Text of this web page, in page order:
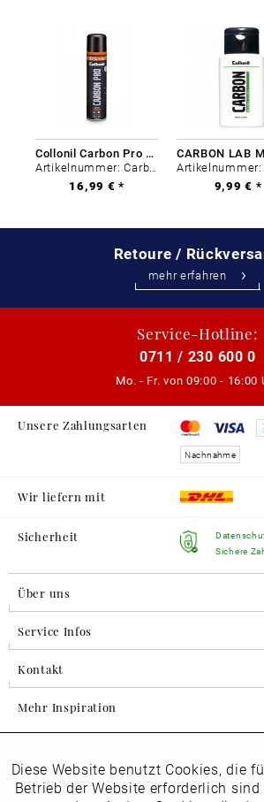
Collonil Carbon Pro 400 ml
Artikelnummer: Carbon-0
16,99 € *
9,99 € *
Retoure /
mehr erfahren
Service-Hotline:
0711 / 230 600 0
Mo. - Fr. von 09:00 - 16:00
Unsere Zahlungsarten
Nachnahme
Wir liefern mit
Sicherheit
Sichere
Über uns
Service Infos
Kontakt
Mehr Inspiration
Folgen Sie uns auf
horsch_schuhe
Funktionale
Diese Website benutzt Cookies, die
Betrieb der Website erforderlich